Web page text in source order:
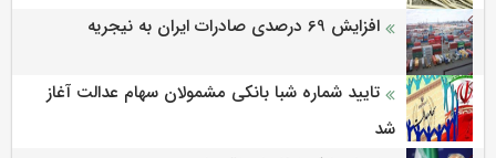
افزایش 69 درصدی صادرات ایران به نیجریه
تایید شماره شبا بانکی مشمولان سهام عدالت آغاز
شد